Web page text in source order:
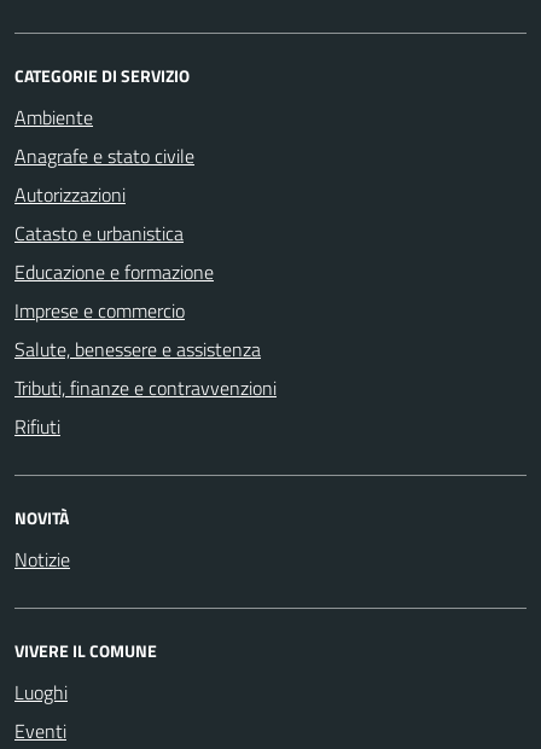
CATEGORIE DI SERVIZIO
Ambiente
Anagrafe e stato civile
Autorizzazioni
Catasto e urbanistica
Educazione e formazione
Imprese e commercio
Salute, benessere e assistenza
Tributi, finanze e contravvenzioni
Rifiuti
NOVITÀ
Notizie
VIVERE IL COMUNE
Luoghi
Eventi